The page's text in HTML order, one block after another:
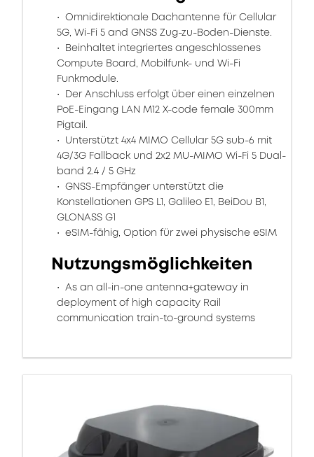
Omnidirektionale Dachantenne für Cellular
5G, Wi-Fi 5 and GNSS Zug-zu-Boden-Dienste.
Beinhaltet integriertes angeschlossenes
Compute Board, Mobilfunk- und Wi-Fi
Funkmodule.
Der Anschluss erfolgt über einen einzelnen
PoE-Eingang LAN M12 X-code female 300mm
Pigtail.
Unterstützt 4x4 MIMO Cellular 5G sub-6 mit
4G/3G Fallback und 2x2 MU-MIMO Wi-Fi 5 Dual-
band 2.4 / 5 GHz
GNSS-Empfänger unterstützt die
Konstellationen GPS L1, Galileo E1, BeiDou B1,
GLONASS G1
eSIM-fähig, Option für zwei physische eSIM
Nutzungsmöglichkeiten
As an all-in-one antenna+gateway in
deployment of high capacity Rail
communication train-to-ground systems